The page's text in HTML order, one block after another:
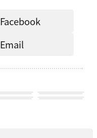
Facebook
Email